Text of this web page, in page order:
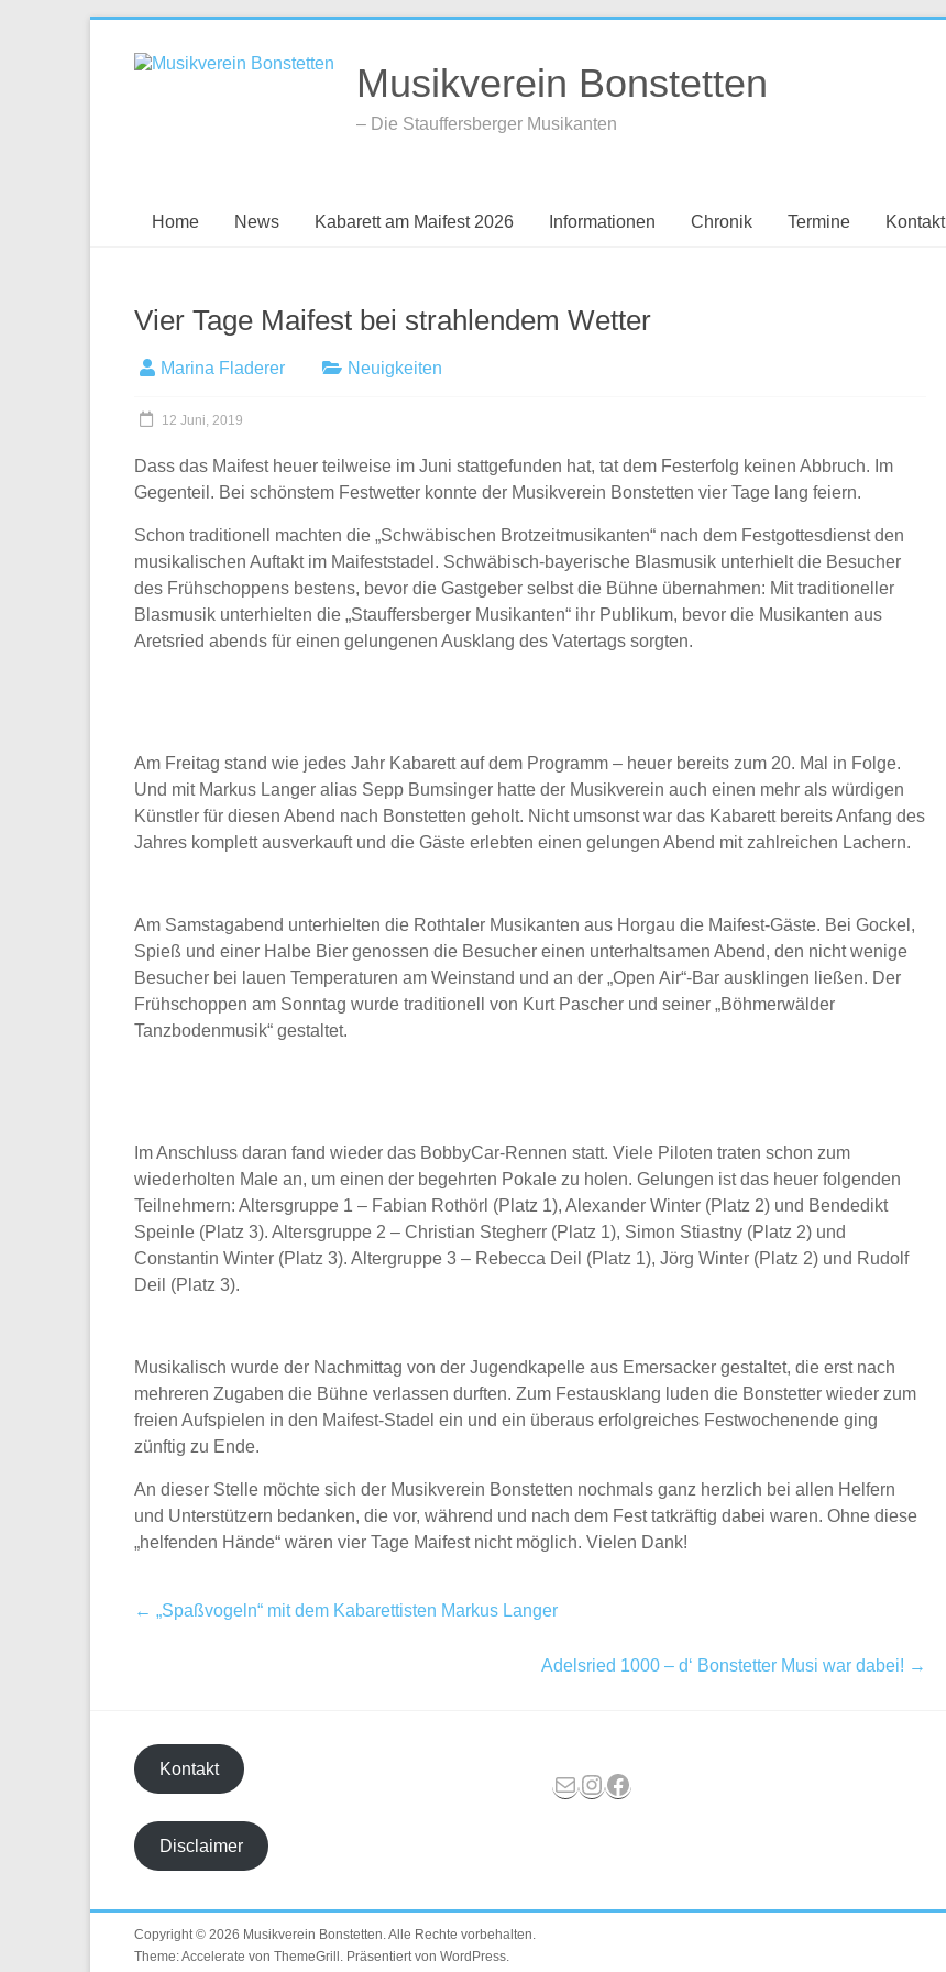
springen
Musikverein Bonstetten
– Die Stauffersberger Musikanten
Home News Kabarett am Maifest 2026 Informationen Chronik Termine Kontakt
Vier Tage Maifest bei strahlendem Wetter
Marina Fladerer Neuigkeiten
12 Juni, 2019
Dass das Maifest heuer teilweise im Juni stattgefunden hat, tat dem Festerfolg keinen Abbruch. Im
Gegenteil. Bei schönstem Festwetter konnte der Musikverein Bonstetten vier Tage lang feiern.
Schon traditionell machten die „Schwäbischen Brotzeitmusikanten“ nach dem Festgottesdienst den
musikalischen Auftakt im Maifeststadel. Schwäbisch-bayerische Blasmusik unterhielt die Besucher
des Frühschoppens bestens, bevor die Gastgeber selbst die Bühne übernahmen: Mit traditioneller
Blasmusik unterhielten die „Stauffersberger Musikanten“ ihr Publikum, bevor die Musikanten aus
Aretsried abends für einen gelungenen Ausklang des Vatertags sorgten.
Am Freitag stand wie jedes Jahr Kabarett auf dem Programm – heuer bereits zum 20. Mal in Folge.
Und mit Markus Langer alias Sepp Bumsinger hatte der Musikverein auch einen mehr als würdigen
Künstler für diesen Abend nach Bonstetten geholt. Nicht umsonst war das Kabarett bereits Anfang des
Jahres komplett ausverkauft und die Gäste erlebten einen gelungen Abend mit zahlreichen Lachern.
Am Samstagabend unterhielten die Rothtaler Musikanten aus Horgau die Maifest-Gäste. Bei Gockel,
Spieß und einer Halbe Bier genossen die Besucher einen unterhaltsamen Abend, den nicht wenige
Besucher bei lauen Temperaturen am Weinstand und an der „Open Air“-Bar ausklingen ließen. Der
Frühschoppen am Sonntag wurde traditionell von Kurt Pascher und seiner „Böhmerwälder
Tanzbodenmusik“ gestaltet.
Im Anschluss daran fand wieder das BobbyCar-Rennen statt. Viele Piloten traten schon zum
wiederholten Male an, um einen der begehrten Pokale zu holen. Gelungen ist das heuer folgenden
Teilnehmern: Altersgruppe 1 – Fabian Rothörl (Platz 1), Alexander Winter (Platz 2) und Bendedikt
Speinle (Platz 3). Altersgruppe 2 – Christian Stegherr (Platz 1), Simon Stiastny (Platz 2) und
Constantin Winter (Platz 3). Altergruppe 3 – Rebecca Deil (Platz 1), Jörg Winter (Platz 2) und Rudolf
Deil (Platz 3).
Musikalisch wurde der Nachmittag von der Jugendkapelle aus Emersacker gestaltet, die erst nach
mehreren Zugaben die Bühne verlassen durften. Zum Festausklang luden die Bonstetter wieder zum
freien Aufspielen in den Maifest-Stadel ein und ein überaus erfolgreiches Festwochenende ging
zünftig zu Ende.
An dieser Stelle möchte sich der Musikverein Bonstetten nochmals ganz herzlich bei allen Helfern
und Unterstützern bedanken, die vor, während und nach dem Fest tatkräftig dabei waren. Ohne diese
„helfenden Hände“ wären vier Tage Maifest nicht möglich. Vielen Dank!
← „Spaßvogeln“ mit dem Kabarettisten Markus Langer
Adelsried 1000 – d‘ Bonstetter Musi war dabei! →
Kontakt
Disclaimer
E-MailInstagram
Facebook
Copyright © 2026 Musikverein Bonstetten. Alle Rechte vorbehalten.
Theme:Accelerate von ThemeGrill. Präsentiert von WordPress.